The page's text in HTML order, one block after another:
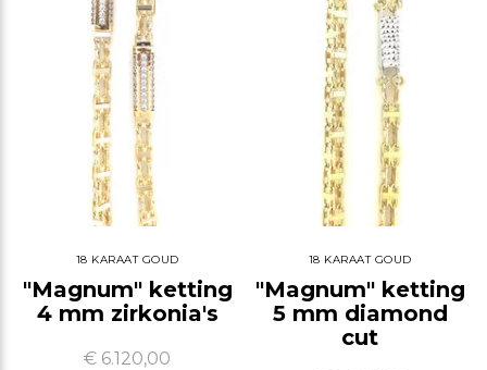
18 KARAAT GOUD
"Magnum" ketting
4 mm zirkonia's
€ 6.120,00
18 KARAAT GOUD
"Magnum" ketting
5 mm diamond
cut